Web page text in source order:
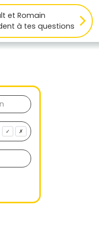
et Romain
à tes questions
✓ ✗